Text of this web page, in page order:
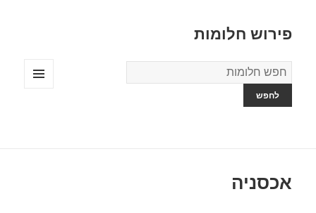
פירוש חלומות
מילון
החלומות
אכסניה